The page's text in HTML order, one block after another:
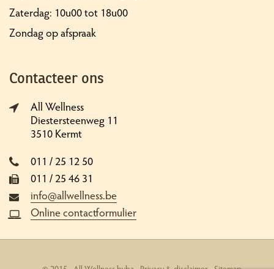
Zaterdag: 10u00 tot 18u00
Zondag op afspraak
Contacteer ons
All Wellness
Diestersteenweg 11
3510 Kermt
011 / 25 12 50
011 / 25 46 31
info@allwellness.be
Online contactformulier